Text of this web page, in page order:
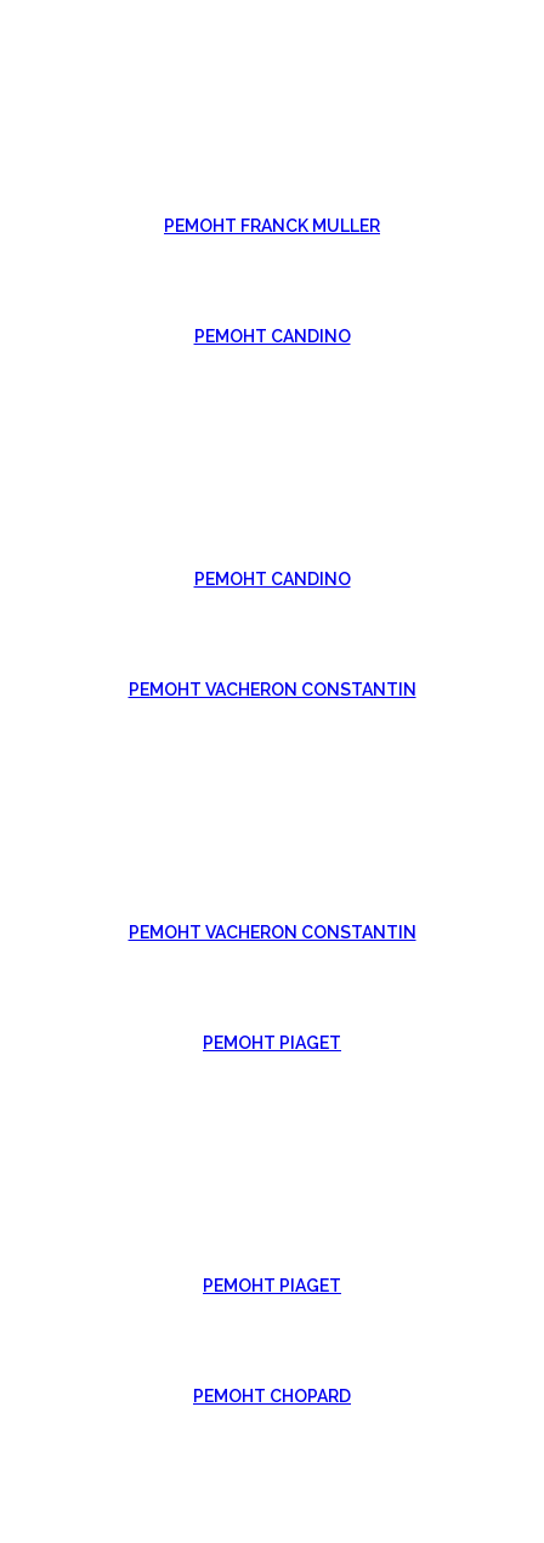
РЕМОНТ FRANCK MULLER
РЕМОНТ CANDINO
РЕМОНТ CANDINO
РЕМОНТ VACHERON CONSTANTIN
РЕМОНТ VACHERON CONSTANTIN
РЕМОНТ PIAGET
РЕМОНТ PIAGET
РЕМОНТ CHOPARD